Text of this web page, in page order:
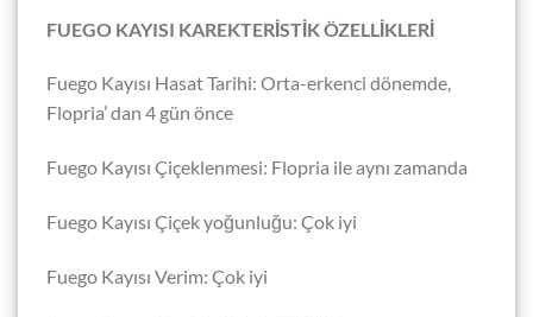
FUEGO KAYISI KAREKTERİSTİK ÖZELLİKLERİ
Fuego Kayısı Hasat Tarihi: Orta-erkenci dönemde,
Flopria’ dan 4 gün önce
Fuego Kayısı Çiçeklenmesi: Flopria ile aynı zamanda
Fuego Kayısı Çiçek yoğunluğu: Çok iyi
Fuego Kayısı Verim: Çok iyi